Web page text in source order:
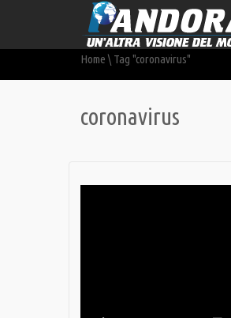
Home \ Tag "coronavirus"
coronavirus